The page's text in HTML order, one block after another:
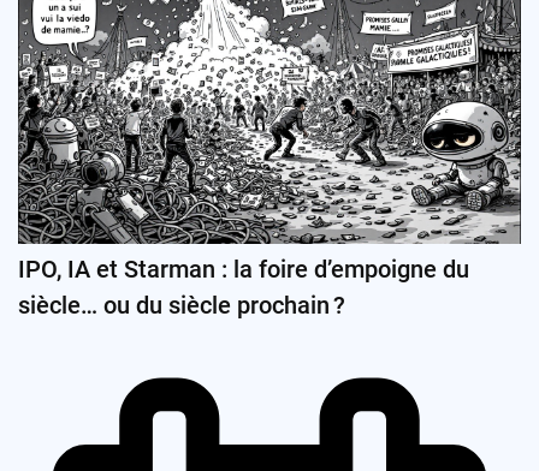
IPO, IA et Starman : la foire d’empoigne du
siècle… ou du siècle prochain ?